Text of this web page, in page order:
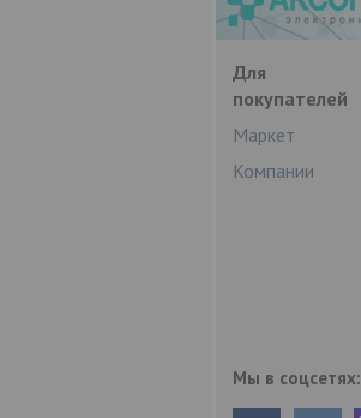
Для
покупателей
Маркет
Компании
Мы в соцсетях: